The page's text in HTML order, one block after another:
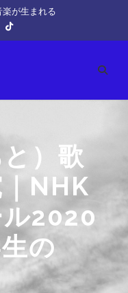
が生まれる
）歌
NHK
ル2020
の